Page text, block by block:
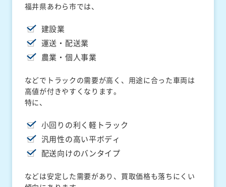
福井県あわら市では、
建設業
運送・配送業
農業・個人事業
などでトラックの需要が高く、用途に合った車両は
高値が付きやすくなります。
特に、
小回りの利く軽トラック
汎用性の高い平ボディ
配送向けのバンタイプ
などは安定した需要があり、買取価格も落ちにくい